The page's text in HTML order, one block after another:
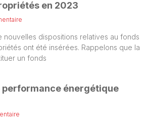
en 2023
nouvelles dispositions relatives au fonds
ont été insérées. Rappelons que la
un fonds
performance énergétique